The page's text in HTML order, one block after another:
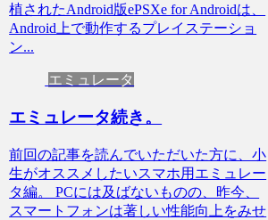
植されたAndroid版ePSXe for Androidは、
Android上で動作するプレイステーショ
ン...
エミュレータ
エミュレータ続き。
前回の記事を読んでいただいた方に、小
生がオススメしたいスマホ用エミュレー
タ編。 PCには及ばないものの、昨今、
スマートフォンは著しい性能向上をみせ